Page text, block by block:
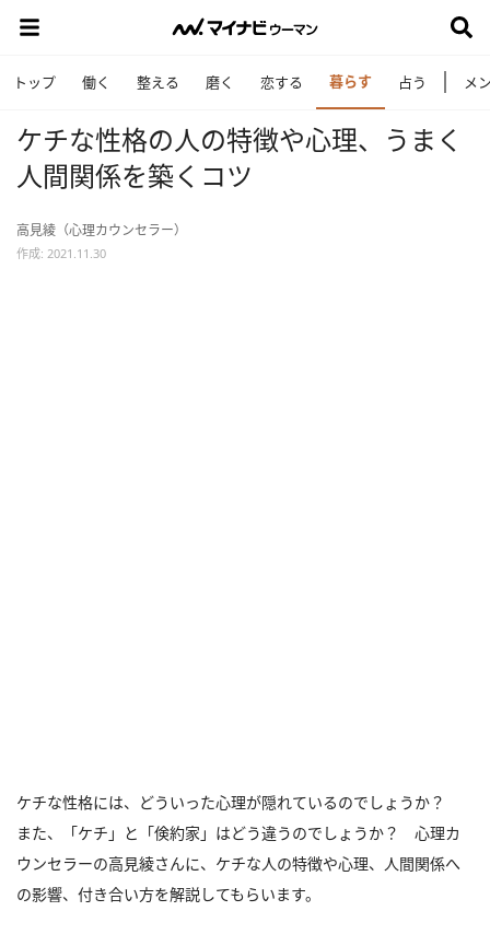
トップ 働く 整える 磨く 恋する 暮らす 占う メ
ケチな性格の人の特徴や心理、うまく
人間関係を築くコツ
高見綾（心理カウンセラー）
作成: 2021.11.30
ケチな性格には、どういった心理が隠れているのでしょうか？
また、「ケチ」と「倹約家」はどう違うのでしょうか？ 心理カ
ウンセラーの高見綾さんに、ケチな人の特徴や心理、人間関係へ
の影響、付き合い方を解説してもらいます。